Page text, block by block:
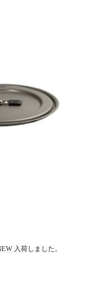
入荷しました。